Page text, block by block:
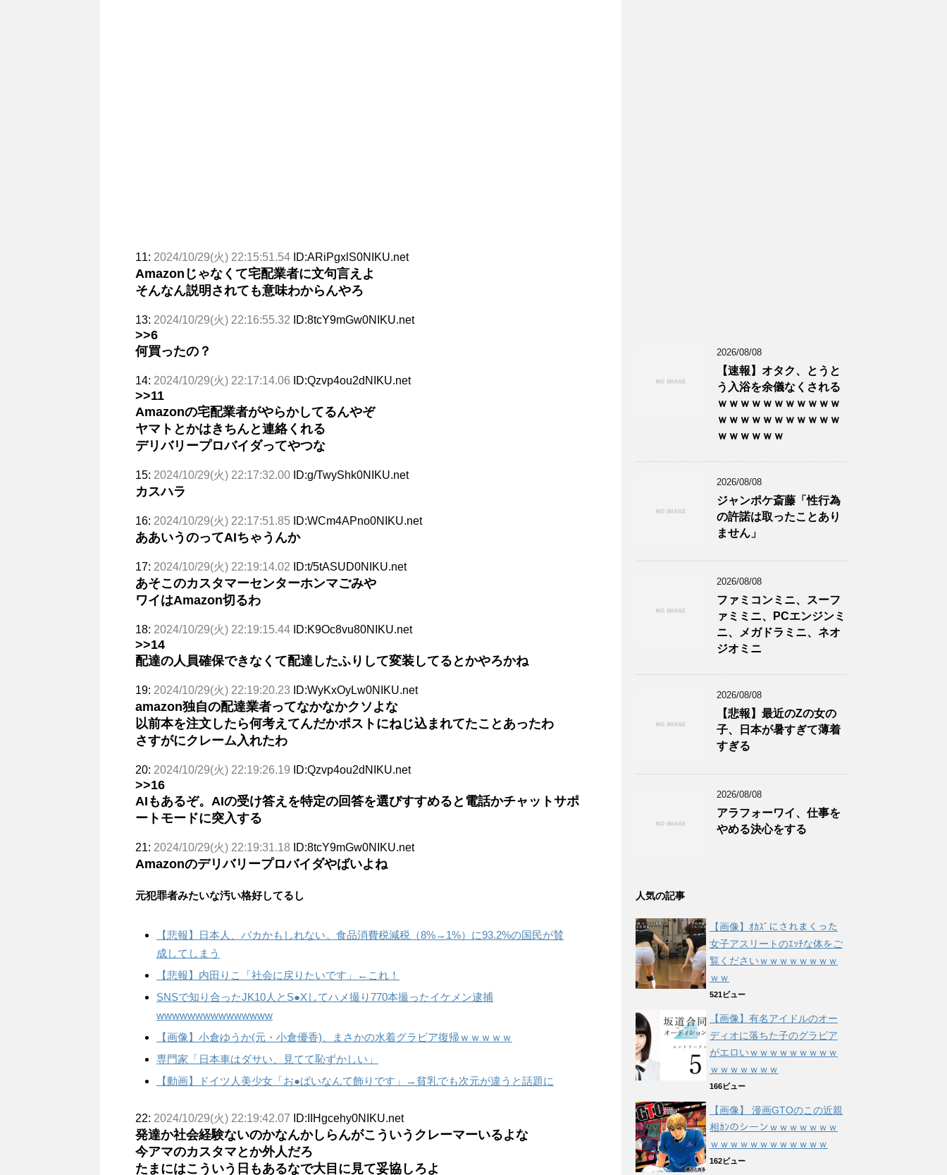
11: 2024/10/29(火) 22:15:51.54 ID:ARiPgxlS0NIKU.net
Amazonじゃなくて宅配業者に文句言えよ
そんなん説明されても意味わからんやろ
13: 2024/10/29(火) 22:16:55.32 ID:8tcY9mGw0NIKU.net
>>6
何買ったの？
14: 2024/10/29(火) 22:17:14.06 ID:Qzvp4ou2dNIKU.net
>>11
Amazonの宅配業者がやらかしてるんやぞ
ヤマトとかはきちんと連絡くれる
デリバリープロバイダってやつな
15: 2024/10/29(火) 22:17:32.00 ID:g/TwyShk0NIKU.net
カスハラ
16: 2024/10/29(火) 22:17:51.85 ID:WCm4APno0NIKU.net
ああいうのってAIちゃうんか
17: 2024/10/29(火) 22:19:14.02 ID:t/5tASUD0NIKU.net
あそこのカスタマーセンターホンマごみや
ワイはAmazon切るわ
18: 2024/10/29(火) 22:19:15.44 ID:K9Oc8vu80NIKU.net
>>14
配達の人員確保できなくて配達したふりして変装してるとかやろかね
19: 2024/10/29(火) 22:19:20.23 ID:WyKxOyLw0NIKU.net
amazon独自の配達業者ってなかなかクソよな
以前本を注文したら何考えてんだかポストにねじ込まれてたことあったわ
さすがにクレーム入れたわ
20: 2024/10/29(火) 22:19:26.19 ID:Qzvp4ou2dNIKU.net
>>16
AIもあるぞ。AIの受け答えを特定の回答を選びすすめると電話かチャットサポ
ートモードに突入する
21: 2024/10/29(火) 22:19:31.18 ID:8tcY9mGw0NIKU.net
Amazonのデリバリープロバイダやばいよね
元犯罪者みたいな汚い格好してるし
【悲報】日本人、バカかもしれない。食品消費税減税（8%→1%）に93.2%の国民が賛
成してしまう
【悲報】内田りこ「社会に戻りたいです」←これ！
SNSで知り合ったJK10人とS●Xしてハメ撮り770本撮ったイケメン逮捕
wwwwwwwwwwwwwww
【画像】小倉ゆうか(元・小倉優香)、まさかの水着グラビア復帰ｗｗｗｗｗ
専門家「日本車はダサい、見てて恥ずかしい」
【動画】ドイツ人美少女「お●ぱいなんて飾りです」→貧乳でも次元が違うと話題に
22: 2024/10/29(火) 22:19:42.07 ID:IIHgcehy0NIKU.net
発達か社会経験ないのかなんかしらんがこういうクレーマーいるよな
今アマのカスタマとか外人だろ
たまにはこういう日もあるなで大目に見て妥協しろよ
2026/08/08
【速報】オタク、とうと
う入浴を余儀なくされる
ｗｗｗｗｗｗｗｗｗｗｗ
ｗｗｗｗｗｗｗｗｗｗｗ
ｗｗｗｗｗｗ
2026/08/08
ジャンポケ斎藤「性行為
の許諾は取ったことあり
ません」
2026/08/08
ファミコンミニ、スーフ
ァミミニ、PCエンジンミ
ニ、メガドラミニ、ネオ
ジオミニ
2026/08/08
【悲報】最近のZの女の
子、日本が暑すぎて薄着
すぎる
2026/08/08
アラフォーワイ、仕事を
やめる決心をする
人気の記事
【画像】ｵｶｽﾞにされまくった
女子アスリートのｴｯﾁな体をご
覧くださいｗｗｗｗｗｗｗｗ
ｗｗ
521ビュー
【画像】有名アイドルのオー
ディオに落ちた子のグラビア
がエロいｗｗｗｗｗｗｗｗｗ
ｗｗｗｗｗｗｗ
166ビュー
【画像】 漫画GTOのこの近親
相ｶﾝのシーンｗｗｗｗｗｗｗ
ｗｗｗｗｗｗｗｗｗｗｗｗ
162ビュー